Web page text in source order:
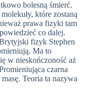
bolesną śmierć.
które zostaną
prawa fizyki tam
co dalej.
fizyk Stephen
Ma to
w nieskończoność aż
czarna
Teoria ta nazywa